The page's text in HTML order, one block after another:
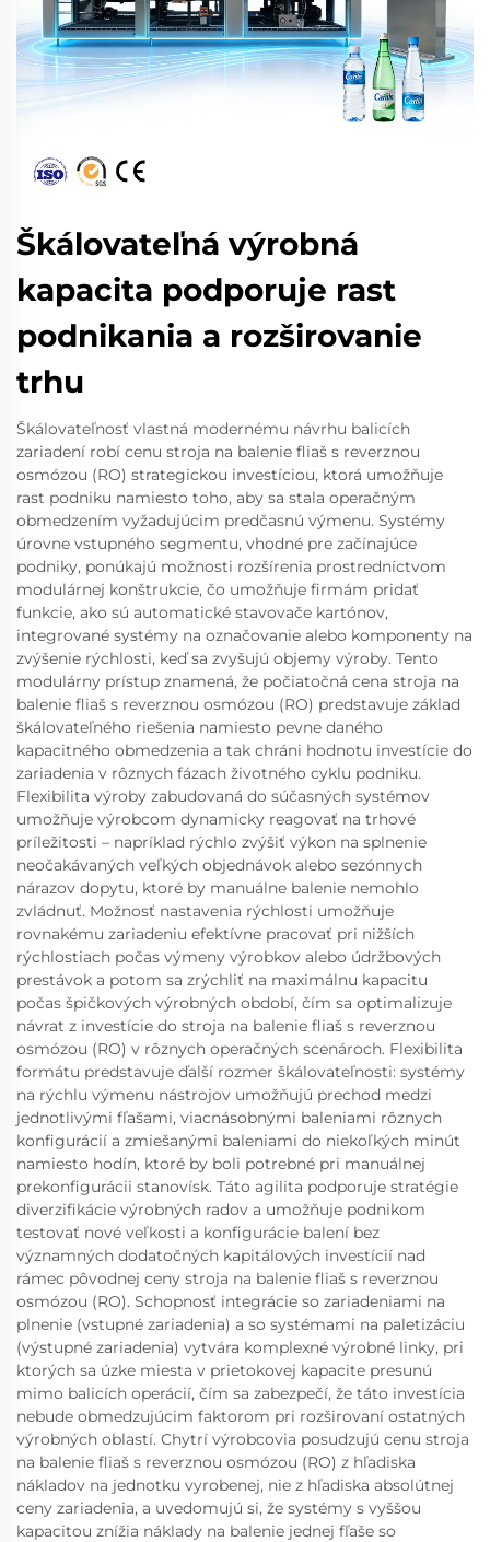
Škálovateľná výrobná
kapacita podporuje rast
podnikania a rozširovanie
trhu
Škálovateľnosť vlastná modernému návrhu balicích
zariadení robí cenu stroja na balenie fliaš s reverznou
osmózou (RO) strategickou investíciou, ktorá umožňuje
rast podniku namiesto toho, aby sa stala operačným
obmedzením vyžadujúcim predčasnú výmenu. Systémy
úrovne vstupného segmentu, vhodné pre začínajúce
podniky, ponúkajú možnosti rozšírenia prostredníctvom
modulárnej konštrukcie, čo umožňuje firmám pridať
funkcie, ako sú automatické stavovače kartónov,
integrované systémy na označovanie alebo komponenty na
zvýšenie rýchlosti, keď sa zvyšujú objemy výroby. Tento
modulárny prístup znamená, že počiatočná cena stroja na
balenie fliaš s reverznou osmózou (RO) predstavuje základ
škálovateľného riešenia namiesto pevne daného
kapacitného obmedzenia a tak chráni hodnotu investície do
zariadenia v rôznych fázach životného cyklu podniku.
Flexibilita výroby zabudovaná do súčasných systémov
umožňuje výrobcom dynamicky reagovať na trhové
príležitosti – napríklad rýchlo zvýšiť výkon na splnenie
neočakávaných veľkých objednávok alebo sezónnych
nárazov dopytu, ktoré by manuálne balenie nemohlo
zvládnuť. Možnosť nastavenia rýchlosti umožňuje
rovnakému zariadeniu efektívne pracovať pri nižších
rýchlostiach počas výmeny výrobkov alebo údržbových
prestávok a potom sa zrýchliť na maximálnu kapacitu
počas špičkových výrobných období, čím sa optimalizuje
návrat z investície do stroja na balenie fliaš s reverznou
osmózou (RO) v rôznych operačných scenároch. Flexibilita
formátu predstavuje ďalší rozmer škálovateľnosti: systémy
na rýchlu výmenu nástrojov umožňujú prechod medzi
jednotlivými fľašami, viacnásobnými baleniami rôznych
konfigurácií a zmiešanými baleniami do niekoľkých minút
namiesto hodín, ktoré by boli potrebné pri manuálnej
prekonfigurácii stanovísk. Táto agilita podporuje stratégie
diverzifikácie výrobných radov a umožňuje podnikom
testovať nové veľkosti a konfigurácie balení bez
významných dodatočných kapitálových investícií nad
rámec pôvodnej ceny stroja na balenie fliaš s reverznou
osmózou (RO). Schopnosť integrácie so zariadeniami na
plnenie (vstupné zariadenia) a so systémami na paletizáciu
(výstupné zariadenia) vytvára komplexné výrobné linky, pri
ktorých sa úzke miesta v prietokovej kapacite presunú
mimo balicích operácií, čím sa zabezpečí, že táto investícia
nebude obmedzujúcim faktorom pri rozširovaní ostatných
výrobných oblastí. Chytrí výrobcovia posudzujú cenu stroja
na balenie fliaš s reverznou osmózou (RO) z hľadiska
nákladov na jednotku vyrobenej, nie z hľadiska absolútnej
ceny zariadenia, a uvedomujú si, že systémy s vyššou
kapacitou znížia náklady na balenie jednej fľaše so